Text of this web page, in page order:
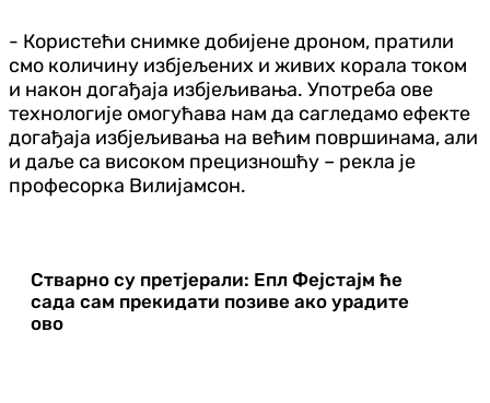
- Користећи снимке добијене дроном, пратили
смо количину избјељених и живих корала током
и након догађаја избјељивања. Употреба ове
технологије омогућава нам да сагледамо ефекте
догађаја избјељивања на већим површинама, али
и даље са високом прецизношћу – рекла је
професорка Вилијамсон.
Стварно су претјерали: Епл Фејстајм ће
сада сам прекидати позиве ако урадите
ово